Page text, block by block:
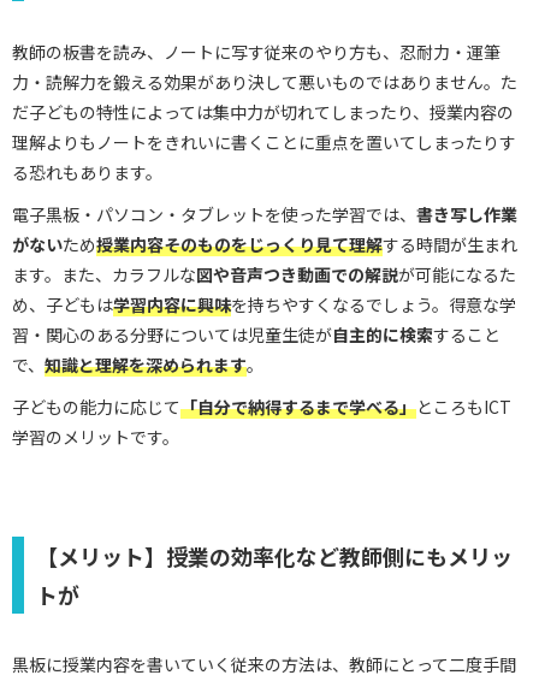
教師の板書を読み、ノートに写す従来のやり方も、忍耐力・運筆
力・読解力を鍛える効果があり決して悪いものではありません。た
だ子どもの特性によっては集中力が切れてしまったり、授業内容の
理解よりもノートをきれいに書くことに重点を置いてしまったりす
る恐れもあります。
電子黒板・パソコン・タブレットを使った学習では、 書き写し作業
がないため授業内容そのものをじっくり見て理解する時間が生まれ
ます。また、カラフルな図や音声つき動画での解説が可能になるた
め、子どもは学習内容に興味を持ちやすくなるでしょう。得意な学
習・関心のある分野については児童生徒が自主的に検索すること
で、 知識と理解を深められます。
子どもの能力に応じて「自分で納得するまで学べる」ところもICT
学習のメリットです。
【メリット】授業の効率化など教師側にもメリッ
トが
黒板に授業内容を書いていく従来の方法は、教師にとって二度手間